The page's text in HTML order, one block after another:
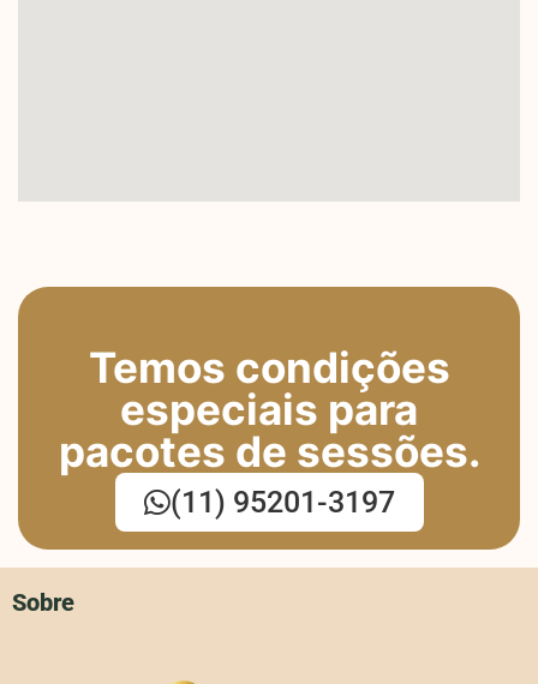
Temos condições
especiais para
pacotes de sessões.
(11) 95201-3197
Sobre